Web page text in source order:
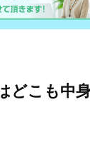
どこも中